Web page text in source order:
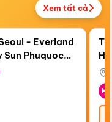
Xem tất cả
Điểm nổi bật
- Everland
Phuquoc